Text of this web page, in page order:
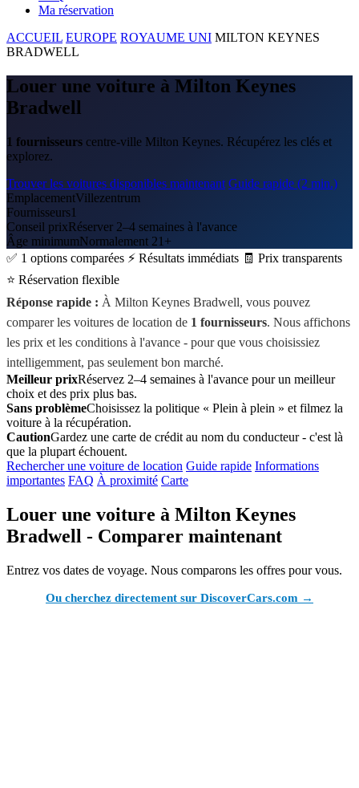
Ma réservation
ACCUEIL EUROPE ROYAUME UNI MILTON KEYNES
BRADWELL
Louer une voiture à Milton Keynes
Bradwell
1 fournisseurs centre-ville Milton Keynes. Récupérez les clés et
explorez.
Trouver les voitures disponibles maintenant Guide rapide (2 min.)
EmplacementVillezentrum
Fournisseurs1
Conseil prixRéserver 2–4 semaines à l'avance
Âge minimumNormalement 21+
✅ 1 options comparées ⚡ Résultats immédiats 🧾 Prix transparents
⭐ Réservation flexible
Réponse rapide : À Milton Keynes Bradwell, vous pouvez
comparer les voitures de location de 1 fournisseurs. Nous affichons
les prix et les conditions à l'avance - pour que vous choisissiez
intelligemment, pas seulement bon marché.
Meilleur prixRéservez 2–4 semaines à l'avance pour un meilleur
choix et des prix plus bas.
Sans problèmeChoisissez la politique « Plein à plein » et filmez la
voiture à la récupération.
CautionGardez une carte de crédit au nom du conducteur - c'est là
que la plupart échouent.
Rechercher une voiture de location Guide rapide Informations
importantes FAQ À proximité Carte
Louer une voiture à Milton Keynes
Bradwell - Comparer maintenant
Entrez vos dates de voyage. Nous comparons les offres pour vous.
Ou cherchez directement sur DiscoverCars.com →